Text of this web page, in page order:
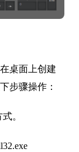
桌面上创建
步骤操作：
。